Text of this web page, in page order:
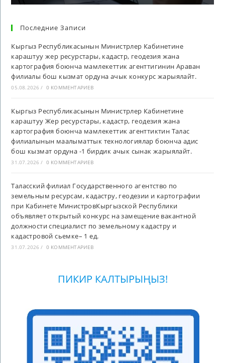
Последние Записи
Кыргыз Республикасынын Министрлер Кабинетине
караштуу жер ресурстары, кадастр, геодезия жана
картография боюнча мамлекеттик агенттигинин Араван
филиалы бош кызмат ордуна ачык конкурс жарыялайт.
05.08.2026 / 0 КОММЕНТАРИЕВ
Кыргыз Республикасынын Министрлер Кабинетине
караштуу Жер ресурстары, кадастр, геодезия жана
картография боюнча мамлекеттик агенттиктин Талас
филиалынын маалыматтык технологиялар боюнча адис
бош кызмат ордуна -1 бирдик ачык сынак жарыялайт.
31.07.2026 / 0 КОММЕНТАРИЕВ
Таласский филиал Государственного агентство по
земельным ресурсам, кадастру, геодезии и картографии
при Кабинете МинистровКыргызской Республики
объявляет открытый конкурс на замещение вакантной
должности специалист по земельному кадастру и
кадастровой сьемке– 1 ед.
31.07.2026 / 0 КОММЕНТАРИЕВ
ПИКИР КАЛТЫРЫҢЫЗ!